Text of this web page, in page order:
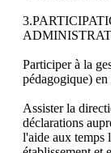
Participer à la
pédagogique)
Assister la
déclarations
l'aide aux temps